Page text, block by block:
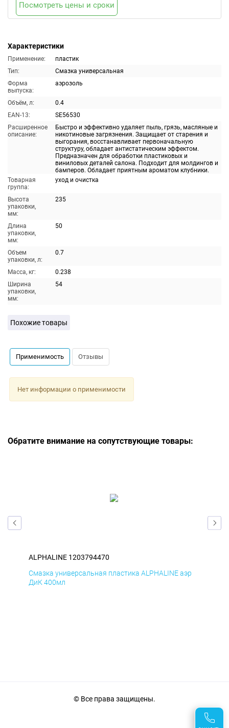
Характеристики
Применение:
пластик
Тип:
Смазка универсальная
Форма
выпуска:
аэрозоль
Объём, л:
0.4
EAN-13:
SE56530
Расширенное
описание:
Быстро и эффективно удаляет пыль, грязь, масляные и
никотиновые загрязнения. Защищает от старения и
выгорания, восстанавливает первоначальную
структуру, обладает антистатическим эффектом.
Предназначен для обработки пластиковых и
виниловых деталей салона. Подходит для молдингов и
бамперов. Обладает приятным ароматом клубники.
Товарная
группа:
уход и очистка
Высота
упаковки,
мм:
235
Длина
упаковки,
мм:
50
Объем
упаковки, л:
0.7
Масса, кг:
0.238
Ширина
упаковки,
мм:
54
Посмотреть цены и сроки
Похожие товары
Применимость Отзывы
Нет информации о применимости
Обратите внимание на сопутствующие товары:
ALPHALINE 1203794470
Смазка универсальная пластика ALPHALINE аэр
ДиК 400мл
© Все права защищены.